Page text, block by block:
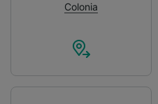
Colonia